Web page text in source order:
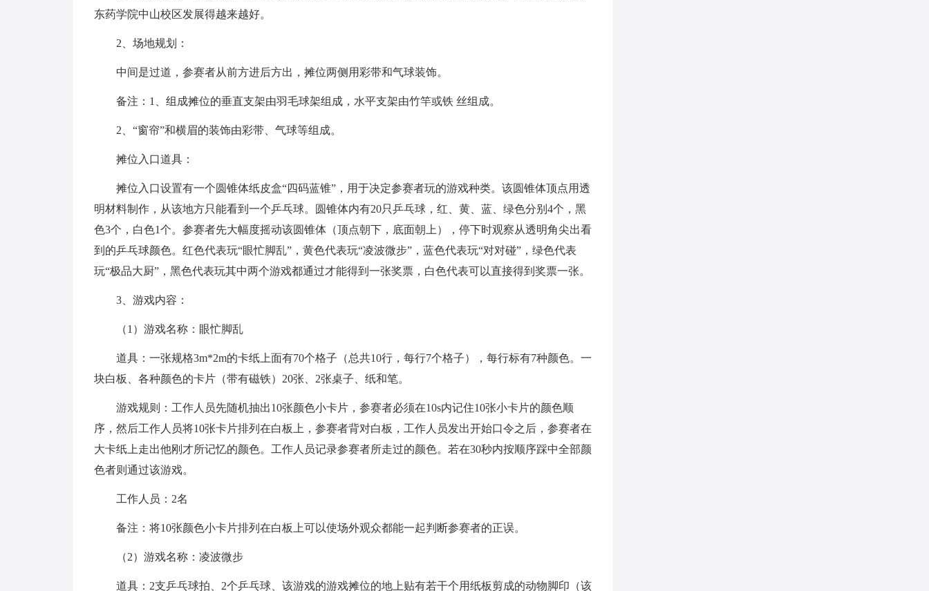
东药学院中山校区发展得越来越好。
2、场地规划：
中间是过道，参赛者从前方进后方出，摊位两侧用彩带和气球装饰。
备注：1、组成摊位的垂直支架由羽毛球架组成，水平支架由竹竿或铁 丝组成。
2、“窗帘”和横眉的装饰由彩带、气球等组成。
摊位入口道具：
摊位入口设置有一个圆锥体纸皮盒“四码蓝锥”，用于决定参赛者玩的游戏种类。该圆锥体顶点用透
明材料制作，从该地方只能看到一个乒乓球。圆锥体内有20只乒乓球，红、黄、蓝、绿色分别4个，黑
色3个，白色1个。参赛者先大幅度摇动该圆锥体（顶点朝下，底面朝上），停下时观察从透明角尖出看
到的乒乓球颜色。红色代表玩“眼忙脚乱”，黄色代表玩“凌波微步”，蓝色代表玩“对对碰”，绿色代表
玩“极品大厨”，黑色代表玩其中两个游戏都通过才能得到一张奖票，白色代表可以直接得到奖票一张。
3、游戏内容：
（1）游戏名称：眼忙脚乱
道具：一张规格3m*2m的卡纸上面有70个格子（总共10行，每行7个格子），每行标有7种颜色。一
块白板、各种颜色的卡片（带有磁铁）20张、2张桌子、纸和笔。
游戏规则：工作人员先随机抽出10张颜色小卡片，参赛者必须在10s内记住10张小卡片的颜色顺
序，然后工作人员将10张卡片排列在白板上，参赛者背对白板，工作人员发出开始口令之后，参赛者在
大卡纸上走出他刚才所记忆的颜色。工作人员记录参赛者所走过的颜色。若在30秒内按顺序踩中全部颜
色者则通过该游戏。
工作人员：2名
备注：将10张颜色小卡片排列在白板上可以使场外观众都能一起判断参赛者的正误。
（2）游戏名称：凌波微步
道具：2支乒乓球拍、2个乒乓球、该游戏的游戏摊位的地上贴有若干个用纸板剪成的动物脚印（该